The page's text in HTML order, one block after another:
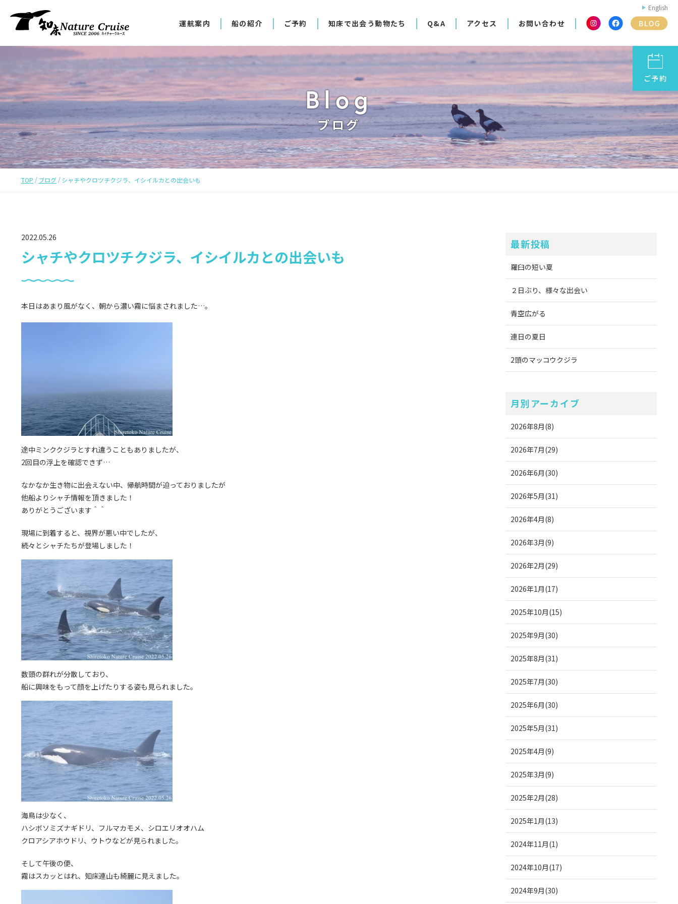
運航案内 船の紹介 ご予約 知床で出会う動物たち Q&A アクセス お問い合わせ
English
ご予約
Blog
ブログ
TOP ブログ シャチやクロツチクジラ、イシイルカとの出会いも
2022.05.26
シャチやクロツチクジラ、イシイルカとの出会いも
本日はあまり風がなく、朝から濃い霧に悩まされました…。
途中ミンククジラとすれ違うこともありましたが、
2回目の浮上を確認できず…
なかなか生き物に出会えない中、帰航時間が迫っておりましたが
他船よりシャチ情報を頂きました！
ありがとうございます＾＾
現場に到着すると、視界が悪い中でしたが、
続々とシャチたちが登場しました！
数頭の群れが分散しており、
船に興味をもって顔を上げたりする姿も見られました。
海鳥は少なく、
ハシボソミズナギドリ、フルマカモメ、シロエリオオハム
クロアシアホウドリ、ウトウなどが見られました。
そして午後の便、
霧はスカッとはれ、知床連山も綺麗に見えました。
最新投稿
羅臼の短い夏
２日ぶり、様々な出会い
青空広がる
連日の夏日
2頭のマッコウクジラ
月別アーカイブ
2026年8月(8)
2026年7月(29)
2026年6月(30)
2026年5月(31)
2026年4月(8)
2026年3月(9)
2026年2月(29)
2026年1月(17)
2025年10月(15)
2025年9月(30)
2025年8月(31)
2025年7月(30)
2025年6月(30)
2025年5月(31)
2025年4月(9)
2025年3月(9)
2025年2月(28)
2025年1月(13)
2024年11月(1)
2024年10月(17)
2024年9月(30)